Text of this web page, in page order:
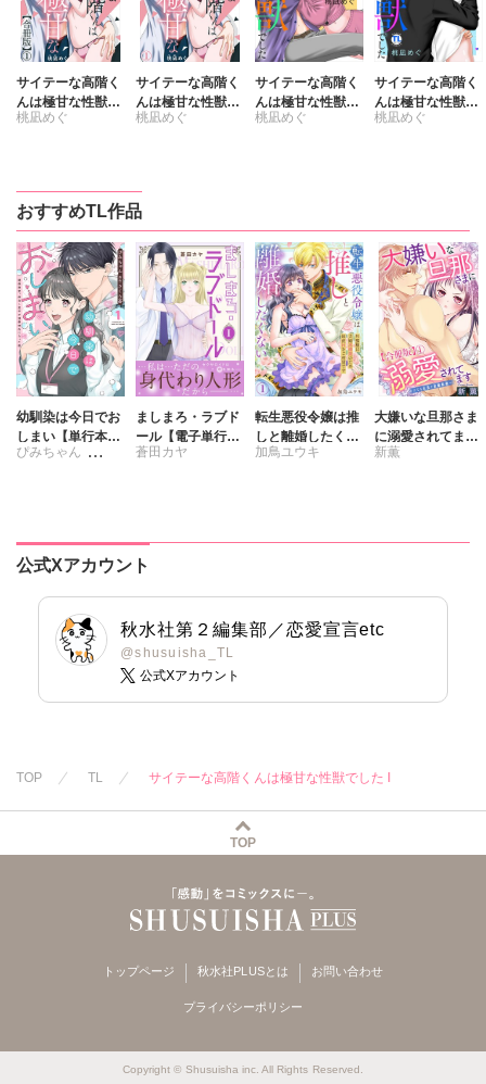
サイテーな高階く
んは極甘な性獣で
した【合冊版】
桃凪めぐ
サイテーな高階く
んは極甘な性獣で
した
桃凪めぐ
サイテーな高階く
んは極甘な性獣で
した【単行本版】I
桃凪めぐ
サイテーな高階く
んは極甘な性獣で
した【単行本版】I
桃凪めぐ
おすすめTL作品
幼馴染は今日でお
しまい【単行本
版】1 関係激変。
ぴみちゃん
ましまろ・ラブド
ール【電子単行本
版】I
蒼田カヤ
転生悪役令嬢は推
しと離婚したくな
い 旦那様は夫婦
加鳥ユウキ
大嫌いな旦那さま
に溺愛されてます
～ドSな社長と政
新薫
公式Xアカウント
秋水社第２編集部／恋愛宣言etc
@shusuisha_TL
公式Xアカウント
TOP TL サイテーな高階くんは極甘な性獣でした I
TOP
トップページ 秋水社PLUSとは お問い合わせ
プライバシーポリシー
Copyright © Shusuisha inc. All Rights Reserved.